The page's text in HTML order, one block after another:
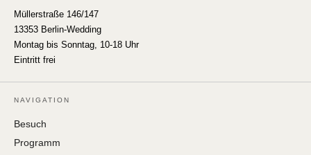
Müllerstraße 146/147
13353 Berlin-Wedding
Montag bis Sonntag, 10-18 Uhr
Eintritt frei
NAVIGATION
Besuch
Programm